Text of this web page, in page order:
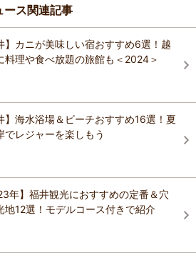
ース関連記事
】カニが美味しい宿おすすめ6選！越
料理や食べ放題の旅館も＜2024＞
】海水浴場＆ビーチおすすめ16選！夏
でレジャーを楽しもう
年】福井観光におすすめの定番＆穴
地12選！モデルコース付きで紹介